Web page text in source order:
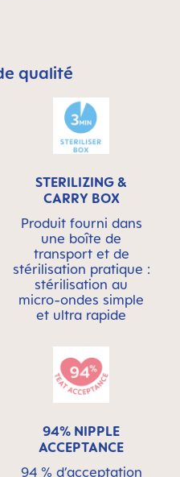
Bar
qualité
STERILIZING &
CARRY BOX
Produit fourni dans
une boîte de
transport et de
stérilisation pratique :
stérilisation au
micro-ondes simple
et ultra rapide
94% NIPPLE
ACCEPTANCE
94 % d’acceptation